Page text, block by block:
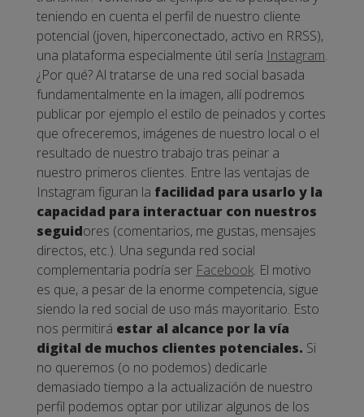
teniendo en cuenta el perfil de nuestro cliente
potencial (joven, hiperconectado, activo en RRSS),
una plataforma especialmente útil sería Instagram.
¿Por qué? Al tratarse de una red social basada
fundamentalmente en la imagen, allí podremos
publicar por ejemplo el estilo de peinados y cortes
que ofreceremos, imágenes de nuestro local o el
resultado de nuestro trabajo tras peinar a
nuestro primeros clientes. Entre las ventajas de
Instagram figuran la facilidad para usarlo y la
capacidad para interactuar con nuestros
seguidores (comentarios, me gustas, mensajes
directos, etc.). Una segunda red social
complementaria podría ser Facebook. El motivo
es que, a pesar de la enorme competencia, sigue
siendo la red social de uso más mayoritario. Esto
nos permitirá estar al alcance por la vía
digital de muchos clientes potenciales. Si
no queremos (o no podemos) dedicarle
demasiado tiempo a la actualización de nuestro
perfil podemos optar por utilizar algunos de los